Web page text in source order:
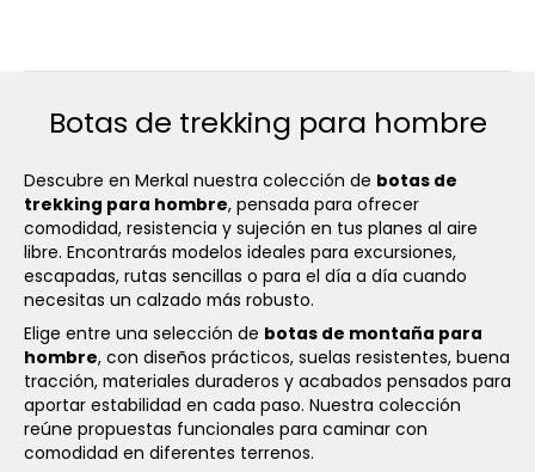
Botas de trekking para hombre
Descubre en Merkal nuestra colección de botas de
trekking para hombre, pensada para ofrecer
comodidad, resistencia y sujeción en tus planes al aire
libre. Encontrarás modelos ideales para excursiones,
escapadas, rutas sencillas o para el día a día cuando
necesitas un calzado más robusto.
Elige entre una selección de botas de montaña para
hombre, con diseños prácticos, suelas resistentes, buena
tracción, materiales duraderos y acabados pensados para
aportar estabilidad en cada paso. Nuestra colección
reúne propuestas funcionales para caminar con
comodidad en diferentes terrenos.